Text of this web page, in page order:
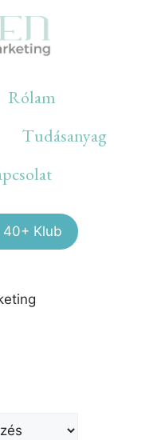
Rólam
Tudásanyag
40+ Klub